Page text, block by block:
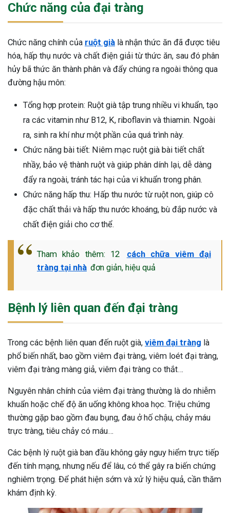
Chức năng của đại tràng
Chức năng chính của ruột già là nhận thức ăn đã được tiêu
hóa, hấp thụ nước và chất điện giải từ thức ăn, sau đó phân
hủy bã thức ăn thành phân và đẩy chúng ra ngoài thông qua
đường hậu môn:
Tổng hợp protein: Ruột già tập trung nhiều vi khuẩn, tạo
ra các vitamin như B12, K, riboflavin và thiamin. Ngoài
ra, sinh ra khí như một phần của quá trình này.
Chức năng bài tiết: Niêm mạc ruột già bài tiết chất
nhầy, bảo vệ thành ruột và giúp phân dính lại, dễ dàng
đẩy ra ngoài, tránh tác hại của vi khuẩn trong phân.
Chức năng hấp thu: Hấp thu nước từ ruột non, giúp cô
đặc chất thải và hấp thu nước khoáng, bù đắp nước và
chất điện giải cho cơ thể.
Tham khảo thêm: 12
cách chữa viêm đại
tràng tại nhà đơn giản, hiệu quả
Bệnh lý liên quan đến đại tràng
Trong các bệnh liên quan đến ruột già, viêm đại tràng là
phổ biến nhất, bao gồm viêm đại tràng, viêm loét đại tràng,
viêm đại tràng màng giả, viêm đại tràng co thắt…
Nguyên nhân chính của viêm đại tràng thường là do nhiễm
khuẩn hoặc chế độ ăn uống không khoa học. Triệu chứng
thường gặp bao gồm đau bụng, đau ở hố chậu, chảy máu
trực tràng, tiêu chảy có máu…
Các bệnh lý ruột già ban đầu không gây nguy hiểm trực tiếp
đến tính mạng, nhưng nếu để lâu, có thể gây ra biến chứng
nghiêm trọng. Để phát hiện sớm và xử lý hiệu quả, cần thăm
khám định kỳ.